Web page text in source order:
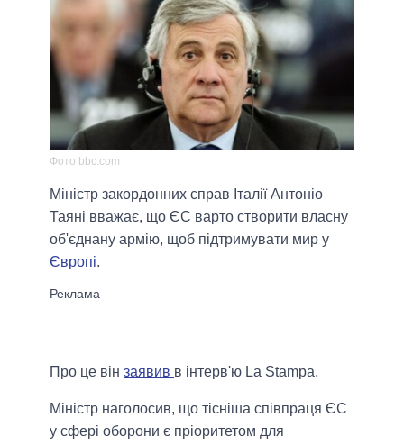
Фото bbc.com
Міністр закордонних справ Італії Антоніо
Таяні вважає, що ЄС варто створити власну
об'єднану армію, щоб підтримувати мир у
Європі.
Про це він заявив в інтерв'ю La Stampa.
Міністр наголосив, що тісніша співпраця ЄС
у сфері оборони є пріоритетом для